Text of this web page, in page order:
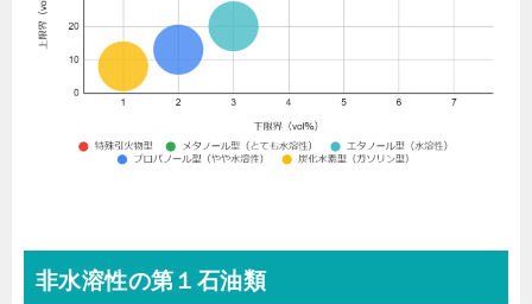
非水溶性の第１石油類